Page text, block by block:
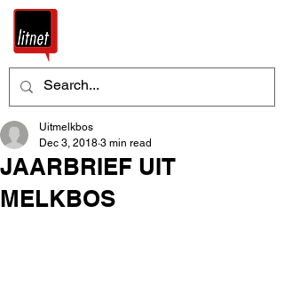
JAARBRIEF UIT
MELKBOS
Uitmelkbos
Dec 3, 2018 3 min read